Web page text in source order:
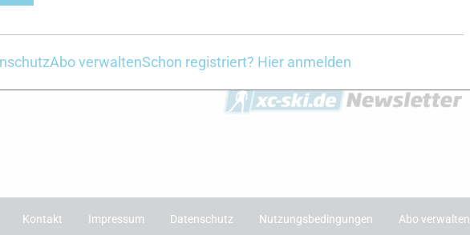
News und Themen in dein Postfach.
Einfach hier anmelden:
Kontakt Impressum Datenschutz Nutzungsbedingungen Abo verwalten
Abo verwaltenSchon registriert? Hier anmelden